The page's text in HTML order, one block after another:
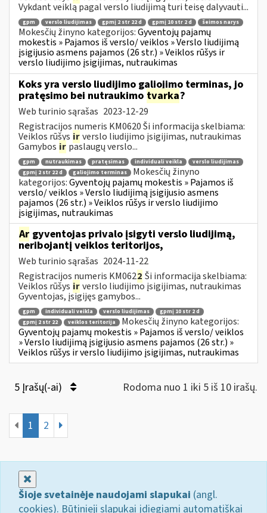
Vykdant veiklą pagal verslo liudijimą turi teisę dalyvauti...
gpm verslo liudijimas gpmį 2 str 22 d gpmį 10 str 2 d šeimos narys
Mokesčių žinyno kategorijos:Gyventojų pajamų
mokestis » Pajamos iš verslo/ veiklos » Verslo liudijimą
įsigijusio asmens pajamos (26 str.) » Veiklos rūšys ir
verslo liudijimo įsigijimas, nutraukimas
Koks yra verslo liudijimo galiojimo terminas, jo
pratęsimo bei nutraukimo tvarka?
Web turinio sąrašas 2023-12-29
Registracijos numeris KM0620 Ši informacija skelbiama:
Veiklos rūšys irverslo liudijimo įsigijimas, nutraukimas
Gamybos ir paslaugų verslo...
gpm nutraukimas pratęsimas individuali veikla
verslo liudijimas
gpmį 2 str 22 d
galiojimo terminas
Mokesčių žinyno
kategorijos:Gyventojų pajamų mokestis » Pajamos iš
verslo/ veiklos » Verslo liudijimą įsigijusio asmens
pajamos (26 str.) » Veiklos rūšys ir verslo liudijimo
įsigijimas, nutraukimas
Ar gyventojas privalo įsigyti verslo liudijimą,
neribojantį veiklos teritorijos,
Web turinio sąrašas 2024-11-22
Registracijos numeris KM0622 Ši informacija skelbiama:
Veiklos rūšys irverslo liudijimo įsigijimas, nutraukimas
Gyventojas, įsigijęs gamybos...
gpm individuali veikla verslo liudijimas
gpmį 10 str 2 d
gpmį 2 str 22
veiklos teritorija
Mokesčių žinyno kategorijos:
Gyventojų pajamų mokestis » Pajamos iš verslo/ veiklos
» Verslo liudijimą įsigijusio asmens pajamos (26 str.) »
Veiklos rūšys ir verslo liudijimo įsigijimas, nutraukimas
5 Įrašų(-ai) Rodoma nuo 1 iki 5 iš 10 irašų.
1 2
Šioje svetainėje naudojami slapukai (angl.
cookies). Būtinieji slapukai įdiegiami automatiškai